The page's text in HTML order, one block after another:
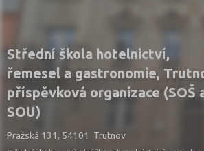
Střední škola hotelnictví,
řemesel a gastronomie,
příspěvková organizace (SOŠ
SOU)
Pražská 131, 54101 Trutnov